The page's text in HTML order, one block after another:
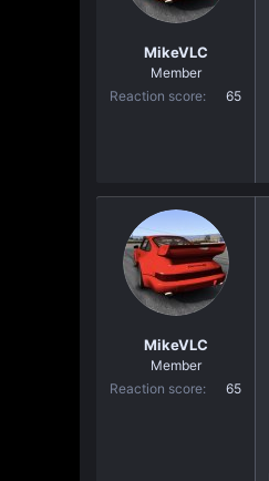
MikeVLC
Member
Reaction score
65
MikeVLC
Member
Reaction score
65